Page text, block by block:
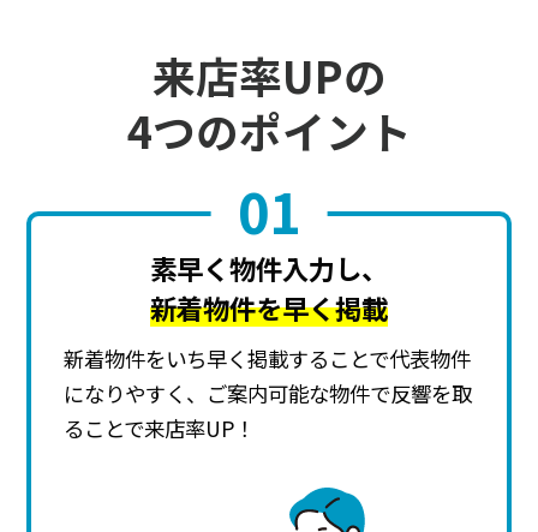
来店率UPの
4つのポイント
01
素早く物件入力し、
新着物件を早く掲載
新着物件をいち早く掲載することで代表物件
になりやすく、ご案内可能な物件で反響を取
ることで来店率UP！